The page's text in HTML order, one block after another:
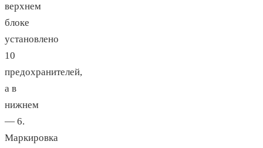
верхнем
блоке
установлено
10
предохранителей,
а в
нижнем
— 6.
Маркировка